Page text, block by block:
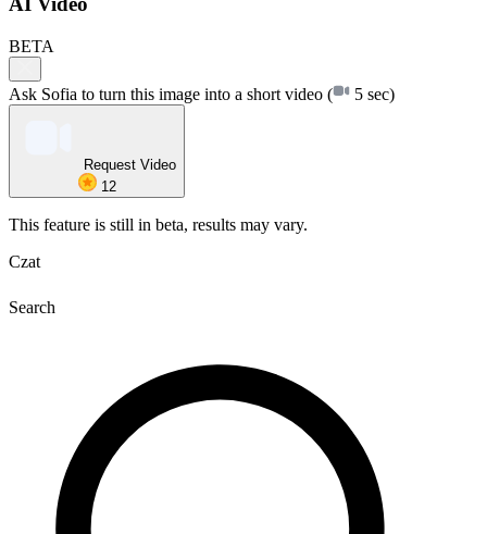
BETA
Ask Sofia to turn this image into a short video ( 5 sec)
Request Video
12
This feature is still in beta, results may vary.
Czat
Search